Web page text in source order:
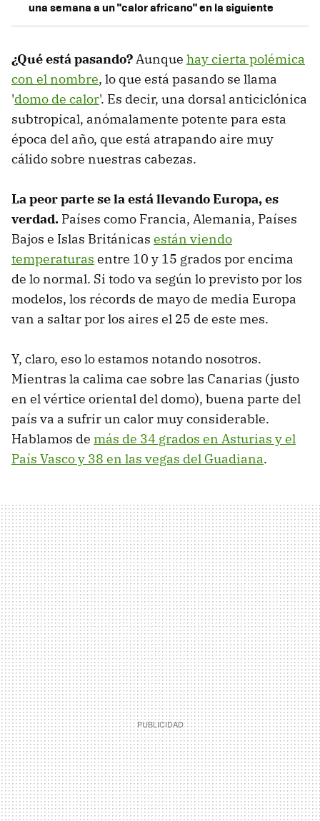
una semana a un "calor africano" en la siguiente
¿Qué está pasando?Aunque hay cierta polémica
con el nombre, lo que está pasando se llama
'domo de calor'. Es decir, una dorsal anticiclónica
subtropical, anómalamente potente para esta
época del año, que está atrapando aire muy
cálido sobre nuestras cabezas.
La peor parte se la está llevando Europa, es
verdad. Países como Francia, Alemania, Países
Bajos e Islas Británicas están viendo
temperaturas entre 10 y 15 grados por encima
de lo normal. Si todo va según lo previsto por los
modelos, los récords de mayo de media Europa
van a saltar por los aires el 25 de este mes.
Y, claro, eso lo estamos notando nosotros.
Mientras la calima cae sobre las Canarias (justo
en el vértice oriental del domo), buena parte del
país va a sufrir un calor muy considerable.
Hablamos de más de 34 grados en Asturias y el
País Vasco y 38 en las vegas del Guadiana.